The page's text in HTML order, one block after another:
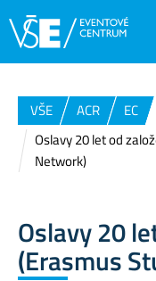
VŠE ACR EC
Oslavy 20 let od
Network)
Oslavy 20
(Erasmus